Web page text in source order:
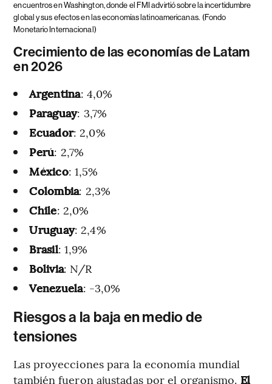
encuentros en Washington, donde el FMI advirtió sobre la incertidumbre
global y sus efectos en las economías latinoamericanas. (Fondo
Monetario Internacional)
Crecimiento de las economías de Latam
en 2026
Argentina: 4,0%
Paraguay: 3,7%
Ecuador: 2,0%
Perú: 2,7%
México: 1,5%
Colombia: 2,3%
Chile: 2,0%
Uruguay: 2,4%
Brasil: 1,9%
Bolivia: N/R
Venezuela: -3,0%
Riesgos a la baja en medio de
tensiones
Las proyecciones para la economía mundial
también fueron ajustadas por el organismo. El